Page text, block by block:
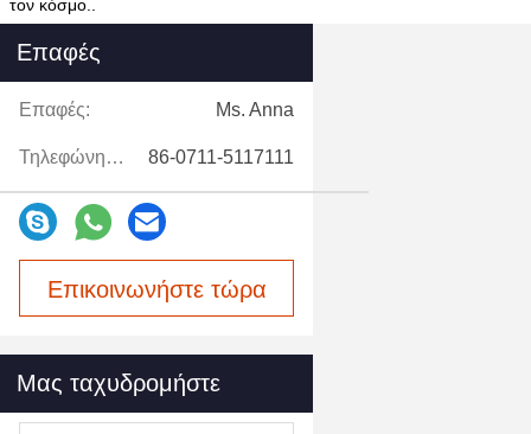
τον κόσμο..
Επαφές
Επαφές: Ms. Anna
Τηλεφώνημα: 86-0711-5117111
Επικοινωνήστε τώρα
Μας ταχυδρομήστε